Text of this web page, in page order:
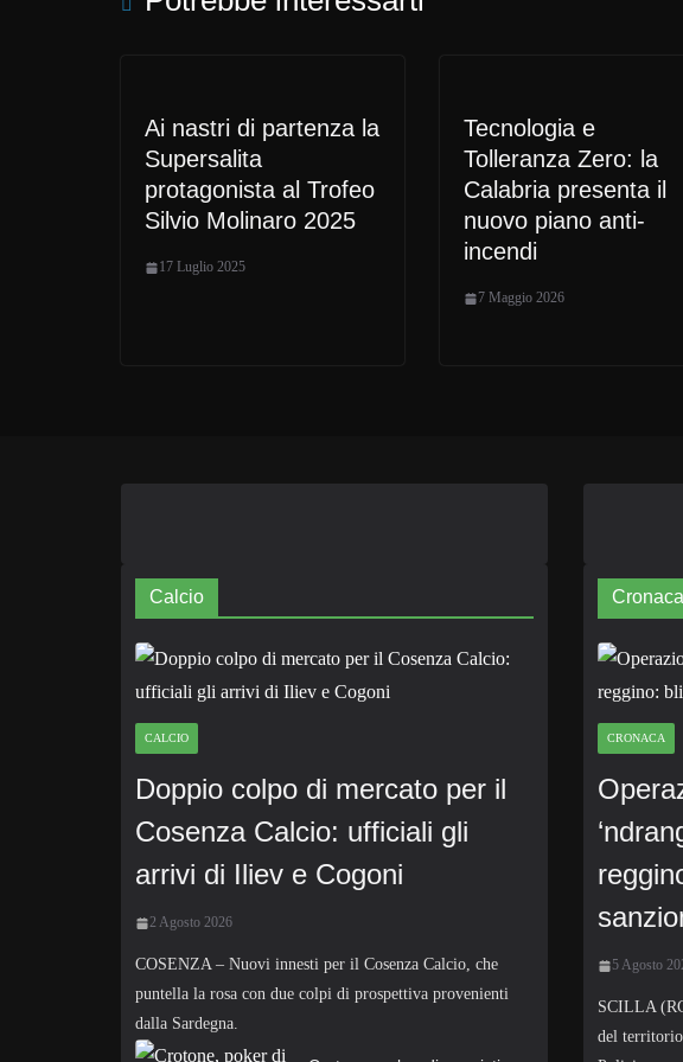
Ai nastri di partenza la
Supersalita
protagonista al Trofeo
Silvio Molinaro 2025
17 Luglio 2025
Tecnologia e
Tolleranza Zero: la
Calabria presenta il
nuovo piano anti-
incendi
7 Maggio 2026
Calcio
CALCIO
Doppio colpo di mercato per il
Cosenza Calcio: ufficiali gli
arrivi di Iliev e Cogoni
2 Agosto 2026
COSENZA – Nuovi innesti per il Cosenza Calcio, che
puntella la rosa con due colpi di prospettiva provenienti
dalla Sardegna.
Cronaca
CRONACA
5 Agosto
SCILLA
del